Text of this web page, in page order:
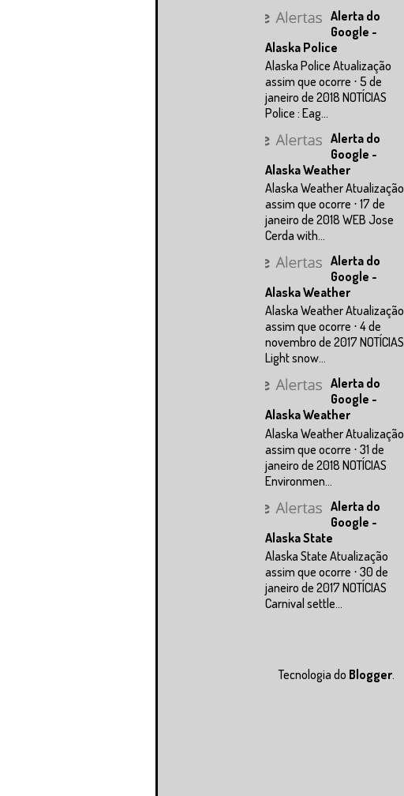
Alerta do
Google -
Alaska Police
Alaska Police Atualização
assim que ocorre ⋅ 5 de
janeiro de 2018 NOTÍCIAS
Police : Eag...
Alerta do
Google -
Alaska Weather
Alaska Weather Atualização
assim que ocorre ⋅ 17 de
janeiro de 2018 WEB Jose
Cerda with...
Alerta do
Google -
Alaska Weather
Alaska Weather Atualização
assim que ocorre ⋅ 4 de
novembro de 2017 NOTÍCIAS
Light snow...
Alerta do
Google -
Alaska Weather
Alaska Weather Atualização
assim que ocorre ⋅ 31 de
janeiro de 2018 NOTÍCIAS
Environmen...
Alerta do
Google -
Alaska State
Alaska State Atualização
assim que ocorre ⋅ 30 de
janeiro de 2017 NOTÍCIAS
Carnival settle...
Tecnologia do Blogger.